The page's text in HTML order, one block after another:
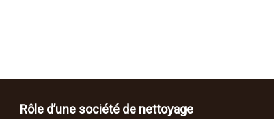
Rôle d’une société de nettoyage